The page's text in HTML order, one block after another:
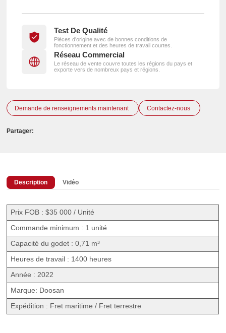
Test De Qualité
Pièces d'origine avec de bonnes conditions de
fonctionnement et des heures de travail courtes.
Réseau Commercial
Le réseau de vente couvre toutes les régions du pays et
exporte vers de nombreux pays et régions.
Demande de renseignements maintenant Contactez-nous
Partager:
Description Vidéo
Prix FOB : $35 000 / Unité
Commande minimum : 1 unité
Capacité du godet : 0,71 m³
Heures de travail : 1400 heures
Année : 2022
Marque: Doosan
Expédition : Fret maritime / Fret terrestre